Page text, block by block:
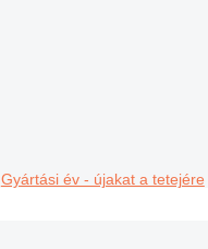
Gyártási év - újakat a tetejére